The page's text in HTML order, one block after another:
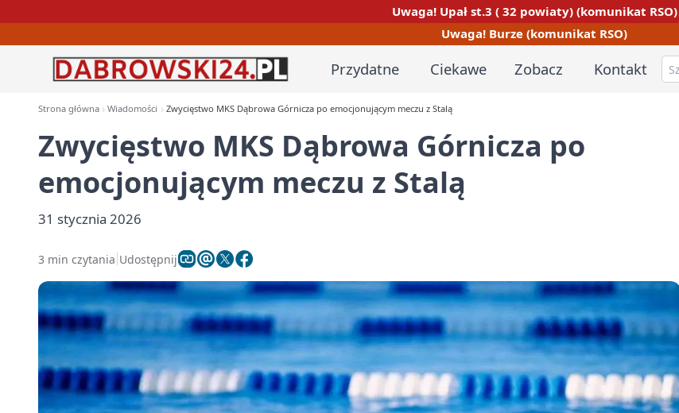
Uwaga! Upał st.3 ( 32 powiaty) (komunikat RSO)
Uwaga! Burze (komunikat RSO)
Przydatne Ciekawe Zobacz Kontakt
Strona główna Wiadomości Zwycięstwo MKS Dąbrowa Górnicza po emocjonującym meczu z Stalą
Zwycięstwo MKS Dąbrowa Górnicza po
emocjonującym meczu z Stalą
31 stycznia 2026
3 min czytania Udostępnij